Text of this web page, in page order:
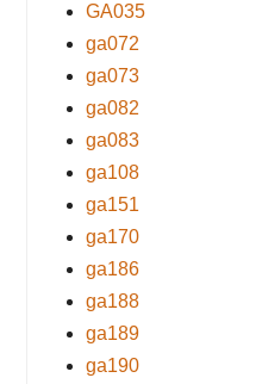
GA035
ga072
ga073
ga082
ga083
ga108
ga151
ga170
ga186
ga188
ga189
ga190